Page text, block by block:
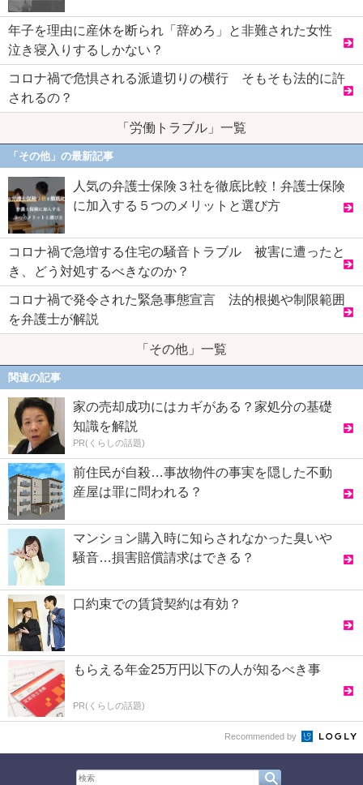
年子を理由に産休を断られ「辞めろ」と非難された女性
泣き寝入りするしかない？
コロナ禍で危惧される派遣切りの横行 そもそも法的に許
されるの？
「労働トラブル」一覧
「その他」の最新記事
人気の弁護士保険３社を徹底比較！弁護士保険
に加入する５つのメリットと選び方
コロナ禍で急増する住宅の騒音トラブル 被害に遭ったと
き、どう対処するべきなのか？
コロナ禍で発令された緊急事態宣言 法的根拠や制限範囲
を弁護士が解説
「その他」一覧
関連の記事
家の売却成功にはカギがある？家処分の基礎
知識を解説
PR(くらしの話題)
前住民が自殺…事故物件の事実を隠した不動
産屋は罪に問われる？
マンション購入時に知らされなかった臭いや
騒音…損害賠償請求はできる？
口約束での賃貸契約は有効？
もらえる年金25万円以下の人が知るべき事
PR(くらしの話題)
Recommended by